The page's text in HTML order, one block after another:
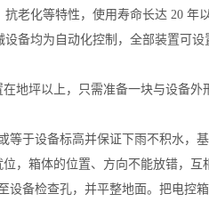
老化等特性，使用寿命长达 20 年
备均为自动化控制，全部装置可设
坪以上，只需准备一块与设备外
于设备标高并保证下雨不积水，基
箱体的位置、方向不能放错，互
设备检查孔，并平整地面。把电控